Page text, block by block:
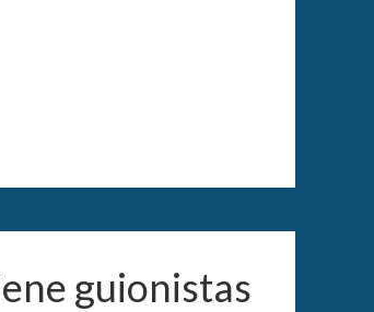
guionistas